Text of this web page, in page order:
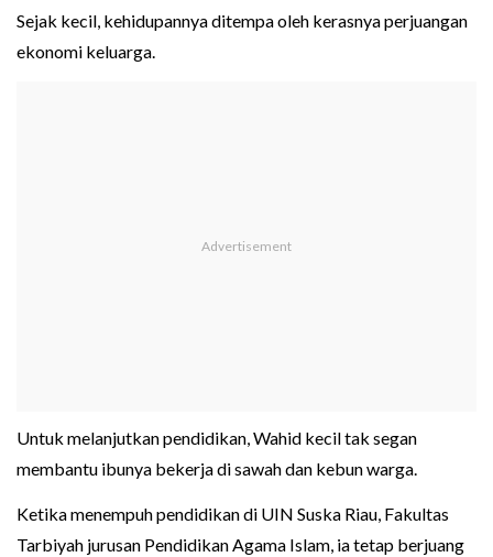
Sejak kecil, kehidupannya ditempa oleh kerasnya perjuangan
ekonomi keluarga.
Untuk melanjutkan pendidikan, Wahid kecil tak segan
membantu ibunya bekerja di sawah dan kebun warga.
Ketika menempuh pendidikan di UIN Suska Riau, Fakultas
Tarbiyah jurusan Pendidikan Agama Islam, ia tetap berjuang